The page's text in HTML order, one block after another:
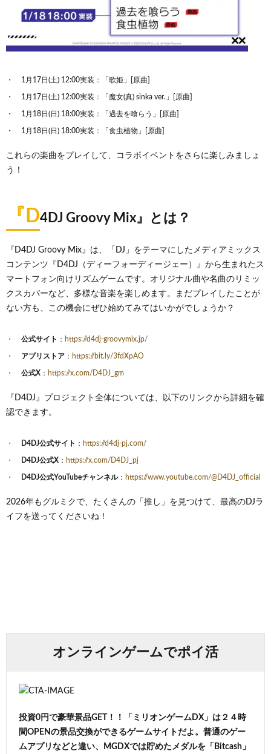
1月17日(土) 12:00実装：「歌姫」[原曲]
1月17日(土) 12:00実装：「魔女(真) sinka ver.」[原曲]
1月18日(日) 18:00実装：「過去を喰らう」[原曲]
1月18日(日) 18:00実装：「食虫植物」[原曲]
これらの楽曲をプレイして、コラボイベントをさらに楽しみましょ
う！
『D4DJ Groovy Mix』とは？
『D4DJ Groovy Mix』は、「DJ」をテーマにしたメディアミックス
コンテンツ『D4DJ（ディーフォーディージェー）』から生まれたス
マートフォン向けリズムゲームです。オリジナル曲や名曲のリミッ
クスカバーなど、多様な音楽を楽しめます。まだプレイしたことが
ない方も、この機会にぜひ始めてみてはいかがでしょうか？
公式サイト ： https://d4dj-groovymix.jp/
アプリストア ： https://bit.ly/3fdXpAO
公式X ： https://x.com/D4DJ_gm
『D4DJ』プロジェクト全体については、以下のリンクから詳細を確
認できます。
D4DJ公式サイト ： https://d4dj-pj.com/
D4DJ公式X ： https://x.com/D4DJ_pj
D4DJ公式YouTubeチャンネル： https://www.youtube.com/@D4DJ_official
2026年もグルミクで、たくさんの「推し」を見つけて、最高のDJラ
イフを送ってくださいね！
オンラインゲームでポイ活
投資0円で豪華景品GET！！「ミリオンゲームDX」は２４時
間OPENの景品交換ができるゲームサイトだよ。普通のゲー
ムアプリなどと違い、MGDXでは貯めたメダルを「Bitcash」